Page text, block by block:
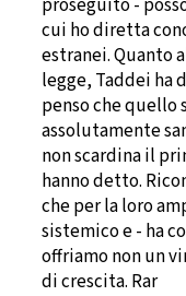
cui ho diretta
estranei. Quanto
legge, Taddei ha
penso che quello
assolutamente
non scardina il
hanno detto.
che per la loro
sistemico e - ha
offriamo non un
di crescita. Rar